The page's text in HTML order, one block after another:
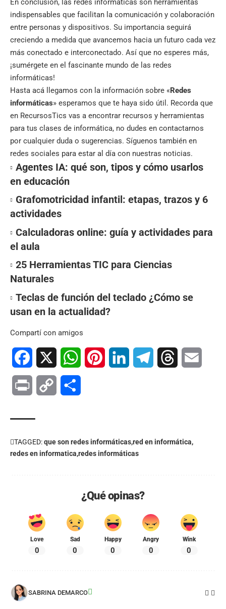
En conclusión, las redes informáticas son herramientas
indispensables que facilitan la comunicación y colaboración
entre personas y dispositivos. Su importancia seguirá
creciendo a medida que avancemos hacia un futuro cada vez
más conectado e interconectado. Así que no esperes más,
¡sumérgete en el fascinante mundo de las redes
informáticas!
Hasta acá llegamos con la información sobre «Redes
informáticas» esperamos que te haya sido útil. Recorda que
en RecursosTics vas a encontrar recursos y herramientas
para tus clases de informática, no dudes en contactarnos
por cualquier duda o sugerencias. Síguenos también en
redes sociales para estar al día con nuestras noticias.
Agentes IA: qué son, tipos y cómo usarlos
en educación
Grafomotricidad infantil: etapas, trazos y 6
actividades
Calculadoras online: guía y actividades para
el aula
25 Herramientas TIC para Ciencias
Naturales
Teclas de función del teclado ¿Cómo se
usan en la actualidad?
Compartí con amigos
Facebook WhatsAppPinterest LinkedIn TelegramThreads
Print Copy
TAGGED:que son redes informáticasred en informática
redes en informatica redes informáticas
¿Qué opinas?
Love
0
Sad
0
Happy
0
Angry
0
Wink
0
SABRINA DEMARCO